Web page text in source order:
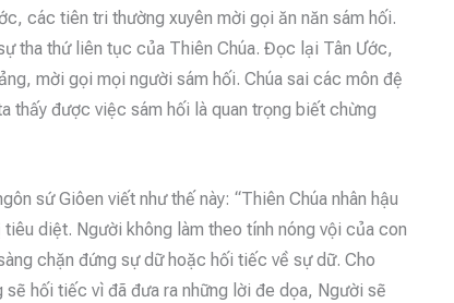
các tiên tri thường xuyên mời gọi ăn năn sám hối.
tha thứ liên tục của Thiên Chúa. Đọc lại Tân Ước,
mời gọi mọi người sám hối. Chúa sai các môn đệ
thấy được việc sám hối là quan trọng biết chừng
sứ Giôen viết như thế này: “Thiên Chúa nhân hậu
diệt. Người không làm theo tính nóng vội của con
chặn đứng sự dữ hoặc hối tiếc về sự dữ. Cho
hối tiếc vì đã đưa ra những lời đe dọa, Người sẽ